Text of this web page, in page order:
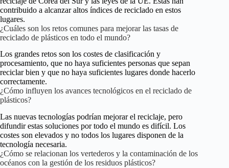
contribuido a alcanzar altos índices de reciclado en estos
lugares.
¿Cuáles son los retos comunes para mejorar las tasas de
reciclado de plásticos en todo el mundo?
Los grandes retos son los costes de clasificación y
procesamiento, que no haya suficientes personas que sepan
reciclar bien y que no haya suficientes lugares donde hacerlo
correctamente.
¿Cómo influyen los avances tecnológicos en el reciclado de
plásticos?
Las nuevas tecnologías podrían mejorar el reciclaje, pero
difundir estas soluciones por todo el mundo es difícil. Los
costes son elevados y no todos los lugares disponen de la
tecnología necesaria.
¿Cómo se relacionan los vertederos y la contaminación de los
océanos con la gestión de los residuos plásticos?